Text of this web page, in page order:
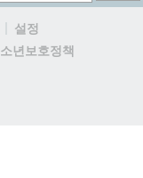
설정
년보호정책